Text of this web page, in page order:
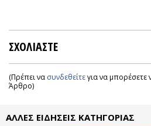
ΣΧΟΛΙΑΣΤΕ
(Πρέπει να συνδεθείτεγια να μπορέσετε
Άρθρο)
ΑΛΛΕΣ ΕΙΔΗΣΕΙΣ ΚΑΤΗΓΟΡΙΑΣ